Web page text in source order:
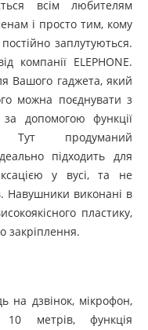
всім любителям
і просто тим, кому
заплутуються.
компанії ELEPHONE.
Вашого гаджета, який
можна поєднувати з
допомогою функції
Тут продуманий
підходить для
у вусі, та не
Навушники виконані в
пластику,
закріплення.
на дзвінок, мікрофон,
метрів, функція